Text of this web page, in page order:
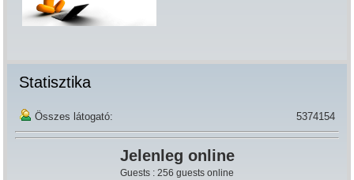
Statisztika
Összes látogató: 5374154
Jelenleg online
Guests : 256 guests online